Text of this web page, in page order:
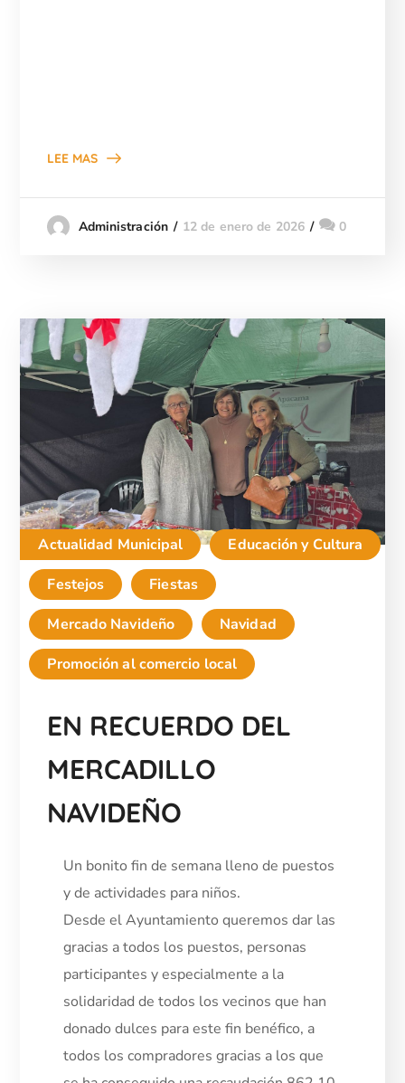
LEE MAS
Administración 12 de enero de 2026 0
Actualidad Municipal
Educación y Cultura
Festejos
Fiestas
Mercado Navideño
Navidad
Promoción al comercio local
EN RECUERDO DEL
MERCADILLO
NAVIDEÑO
Un bonito fin de semana lleno de puestos
y de actividades para niños.
Desde el Ayuntamiento queremos dar las
gracias a todos los puestos, personas
participantes y especialmente a la
solidaridad de todos los vecinos que han
donado dulces para este fin benéfico, a
todos los compradores gracias a los que